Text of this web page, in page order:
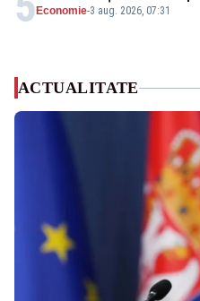
Economie-3 aug. 2026, 07:31
ACTUALITATE